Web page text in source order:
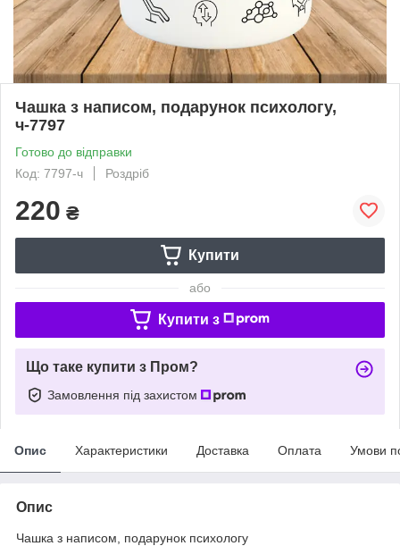
Чашка з написом, подарунок психологу,
ч-7797
Готово до відправки
Код: 7797-ч
Роздріб
220 ₴
Купити
або
Купити з
Що таке купити з Пром?
Замовлення під захистом
Опис Характеристики Доставка Оплата Умови
Опис
Чашка з написом, подарунок психологу